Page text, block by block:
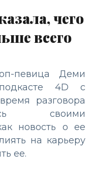
чего
всего
певица Деми
4D с
разговора
своими
новость о ее
на карьеру
ее.